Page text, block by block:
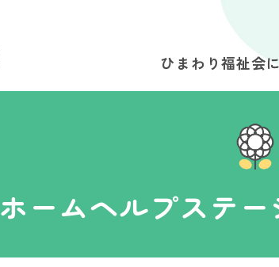
ひまわり福祉会
ホームヘルプステ